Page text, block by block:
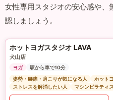
女性専用スタジオの安心感や
認しましょう。
ホットヨガスタジオ LAVA
犬山店
ヨガ
駅から車で10分
姿勢・腰痛・肩こりが気になる人
ホット
ストレスを解消したい人
マシンピラティ